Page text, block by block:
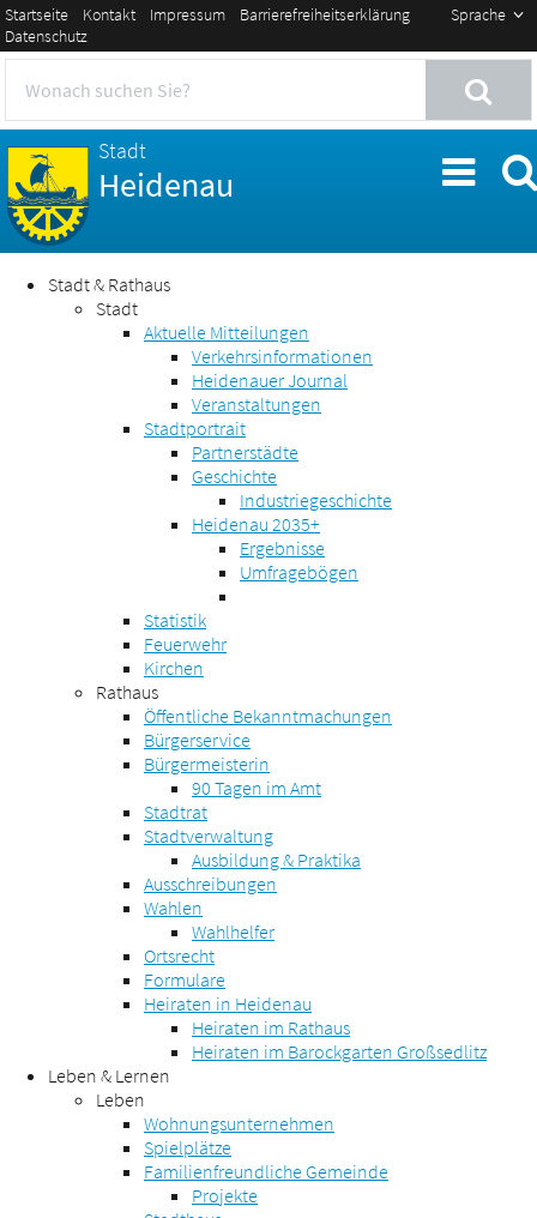
Sprache
Startseite Kontakt Impressum
Barrierefreiheitserklärung
Datenschutz
Stadt
Heidenau
Stadt & Rathaus
Stadt
Aktuelle Mitteilungen
Verkehrsinformationen
Heidenauer Journal
Veranstaltungen
Stadtportrait
Partnerstädte
Geschichte
Industriegeschichte
Heidenau 2035+
Ergebnisse
Umfragebögen
Statistik
Feuerwehr
Kirchen
Rathaus
Öffentliche Bekanntmachungen
Bürgerservice
Bürgermeisterin
90 Tagen im Amt
Stadtrat
Stadtverwaltung
Ausbildung & Praktika
Ausschreibungen
Wahlen
Wahlhelfer
Ortsrecht
Formulare
Heiraten in Heidenau
Heiraten im Rathaus
Heiraten im Barockgarten Großsedlitz
Leben & Lernen
Leben
Wohnungsunternehmen
Spielplätze
Familienfreundliche Gemeinde
Projekte